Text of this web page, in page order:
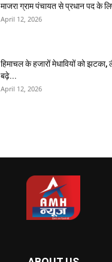
माजरा ग्राम पंचायत से प्रधान पद के
April 12, 2026
हिमाचल के हजारों मेधावियों को
बढ़े...
April 12, 2026